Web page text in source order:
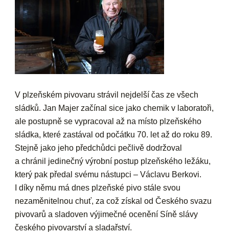
V plzeňském pivovaru strávil nejdelší čas ze všech
sládků. Jan Majer začínal sice jako chemik v laboratoři,
ale postupně se vypracoval až na místo plzeňského
sládka, které zastával od počátku 70. let až do roku 89.
Stejně jako jeho předchůdci pečlivě dodržoval
a chránil jedinečný výrobní postup plzeňského ležáku,
který pak předal svému nástupci – Václavu Berkovi.
I díky němu má dnes plzeňské pivo stále svou
nezaměnitelnou chuť, za což získal od Českého svazu
pivovarů a sladoven výjimečné ocenění Síně slávy
českého pivovarství a sladařství.